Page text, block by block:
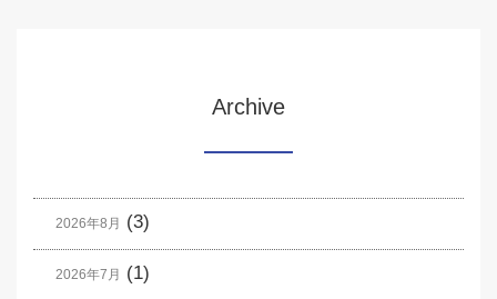
Archive
2026年8月 (3)
2026年7月 (1)